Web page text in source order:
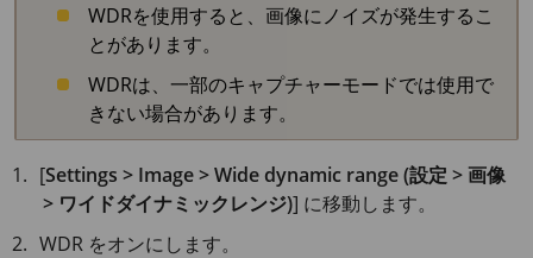
WDRを使用すると、画像にノイズが発生するこ
とがあります。
WDRは、一部のキャプチャーモードでは使用で
きない場合があります。
[Settings > Image > Wide dynamic range (設定 > 画像
> ワイドダイナミックレンジ)] に移動します。
WDR をオンにします。